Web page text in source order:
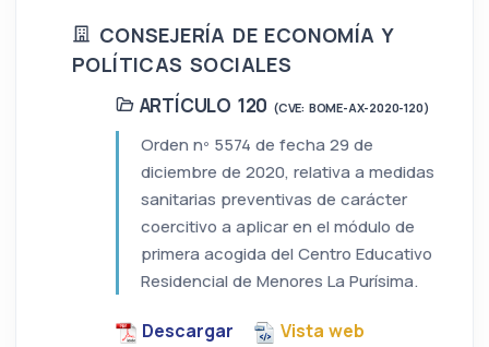
CONSEJERÍA DE ECONOMÍA Y
POLÍTICAS SOCIALES
ARTÍCULO 120 (CVE: BOME-AX-2020-120)
Orden nº 5574 de fecha 29 de
diciembre de 2020, relativa a medidas
sanitarias preventivas de carácter
coercitivo a aplicar en el módulo de
primera acogida del Centro Educativo
Residencial de Menores La Purísima.
Descargar Vista web